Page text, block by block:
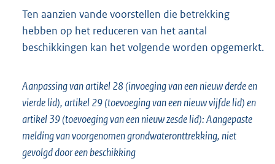
Ten aanzien vande voorstellen die betrekking
hebben op het reduceren van het aantal
beschikkingen kan het volgende worden opgemerkt.
Aanpassing van artikel 28 (invoeging van een nieuw derde en
vierde lid), artikel 29 (toevoeging van een nieuw vijfde lid) en
artikel 39 (toevoeging van een nieuw zesde lid): Aangepaste
melding van voorgenomen grondwateronttrekking, niet
gevolgd door een beschikking